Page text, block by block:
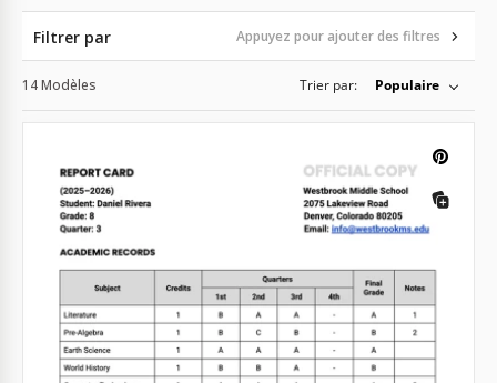
Filtrer par Appuyez pour ajouter des filtres
14 Modèles Trier par: Populaire